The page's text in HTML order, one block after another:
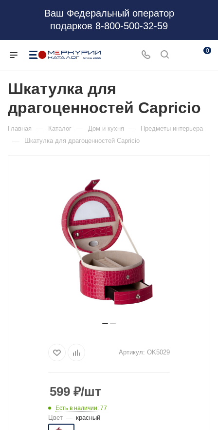
Ваш Федеральный оператор
подарков 8-800-500-32-59
0
Шкатулка для
драгоценностей Capricio
Главная — Каталог — Дом и кухня — Предметы интерьера
— Шкатулка для драгоценностей Capricio
Артикул: OK5029
599 ₽/шт
Есть в наличии: 77
Цвет — красный